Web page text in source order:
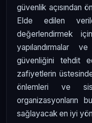
güvenlik açısından
Elde edilen
değerlendirmek
yapılandırmalar
güvenliğini tehdit
zafiyetlerin
önlemleri ve
organizasyonların
sağlayacak en iyi